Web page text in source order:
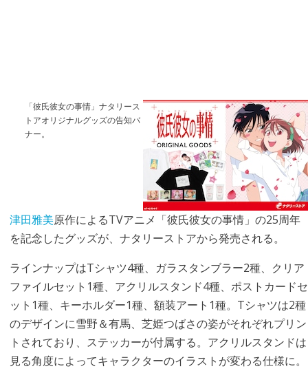
「彼氏彼女の事情」ナタリース
トアオリジナルグッズの告知バ
ナー。
津田雅美原作によるTVアニメ「彼氏彼女の事情」の25周年
を記念したグッズが、ナタリーストアから発売される。
ラインナップはTシャツ4種、ガラスタンブラー2種、クリア
ファイルセット1種、アクリルスタンド4種、ポストカードセ
ット1種、キーホルダー1種、額装アート1種。Tシャツは2種
のデザインに雪野＆有馬、芝姫つばさの姿がそれぞれプリン
トされており、ステッカーが付属する。アクリルスタンドは
見る角度によってキャラクターのイラストが変わる仕様に。